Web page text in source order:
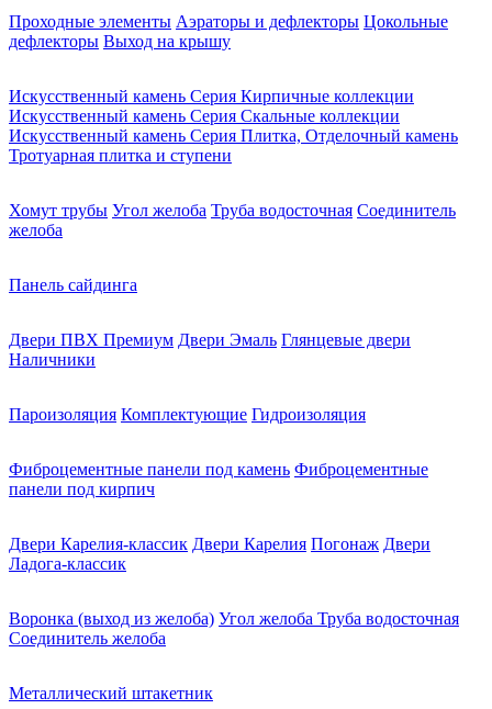
Проходные элементы Аэраторы и дефлекторы Цокольные
дефлекторы Выход на крышу
Искусственный камень Серия Кирпичные коллекции
Искусственный камень Серия Скальные коллекции
Искусственный камень Серия Плитка, Отделочный камень
Тротуарная плитка и ступени
Хомут трубы Угол желоба Труба водосточная Соединитель
желоба
Панель сайдинга
Двери ПВХ Премиум Двери Эмаль Глянцевые двери
Наличники
Пароизоляция Комплектующие Гидроизоляция
Фиброцементные панели под камень Фиброцементные
панели под кирпич
Двери Карелия-классик Двери Карелия Погонаж Двери
Ладога-классик
Воронка (выход из желоба) Угол желоба Труба водосточная
Соединитель желоба
Металлический штакетник